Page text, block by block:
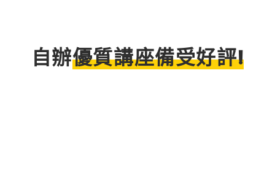
自辦優質講座備受好評!